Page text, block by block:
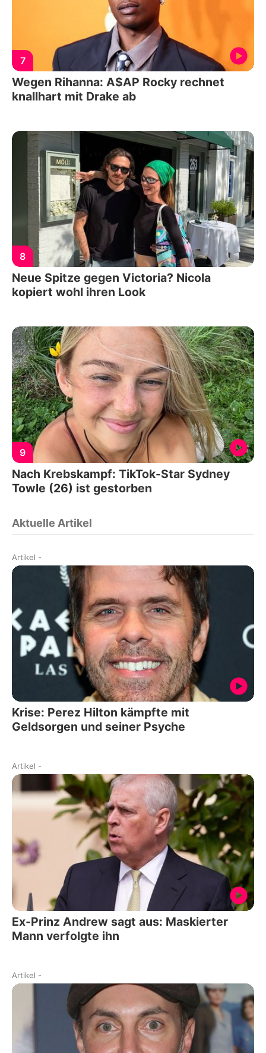
7
Wegen Rihanna: A$AP Rocky rechnet
knallhart mit Drake ab
8
Neue Spitze gegen Victoria? Nicola
kopiert wohl ihren Look
9
Nach Krebskampf: TikTok-Star Sydney
Towle (26) ist gestorben
Aktuelle Artikel
Artikel -
Krise: Perez Hilton kämpfte mit
Geldsorgen und seiner Psyche
Artikel -
Ex-Prinz Andrew sagt aus: Maskierter
Mann verfolgte ihn
Artikel -